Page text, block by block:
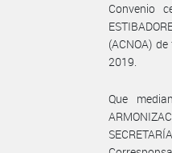
Convenio
(ACNOA)
2019.
Que